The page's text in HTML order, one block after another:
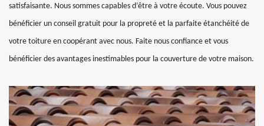
satisfaisante. Nous sommes capables d’être à votre écoute. Vous pouvez
bénéficier un conseil gratuit pour la propreté et la parfaite étanchéité de
votre toiture en coopérant avec nous. Faite nous confiance et vous
bénéficier des avantages inestimables pour la couverture de votre maison.